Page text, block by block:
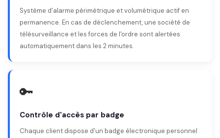
Système d'alarme périmétrique et volumétrique actif en
permanence. En cas de déclenchement, une société de
télésurveillance et les forces de l'ordre sont alertées
automatiquement dans les 2 minutes.
🔑
Contrôle d'accès par badge
Chaque client dispose d'un badge électronique personnel